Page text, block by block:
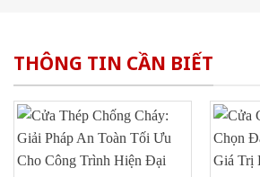
THÔNG TIN CẦN BIẾT